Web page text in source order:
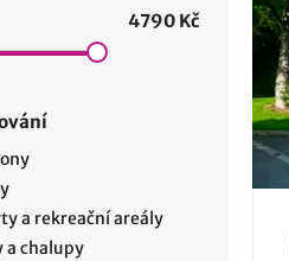
4790 Kč
a rekreační areály
a chalupy